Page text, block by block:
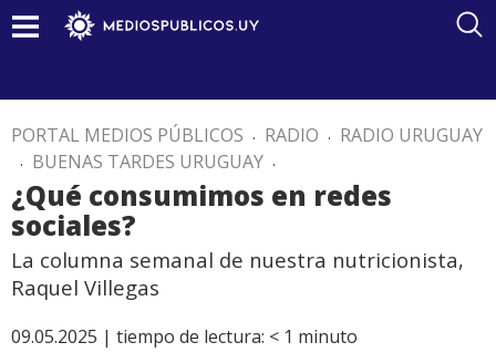
PORTAL MEDIOS PÚBLICOS . RADIO . RADIO URUGUAY
. BUENAS TARDES URUGUAY .
¿Qué consumimos en redes
sociales?
La columna semanal de nuestra nutricionista,
Raquel Villegas
09.05.2025 | tiempo de lectura: < 1 minuto